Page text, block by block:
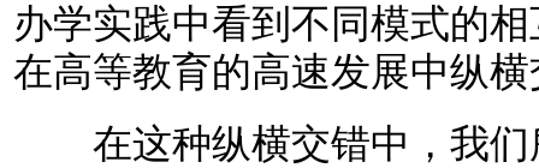
办学实践中看到不同模式的
在高等教育的高速发展中纵
在这种纵横交错中，我们